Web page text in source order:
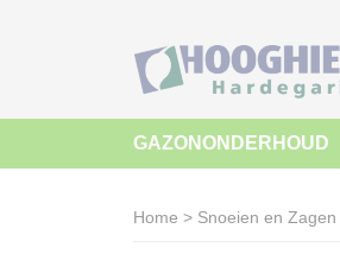
GAZONONDERHOUD
Home > Snoeien en Zagen